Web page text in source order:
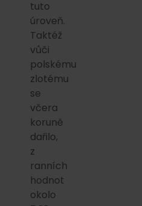
tuto
úroveň.
Taktéž
vůči
polskému
zlotému
se
včera
koruně
dařilo,
z
ranních
hodnot
okolo